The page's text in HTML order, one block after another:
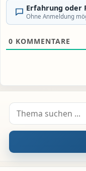
Erfahrung oder
Ohne Anmeldung
0 KOMMENTARE
Suche nach: